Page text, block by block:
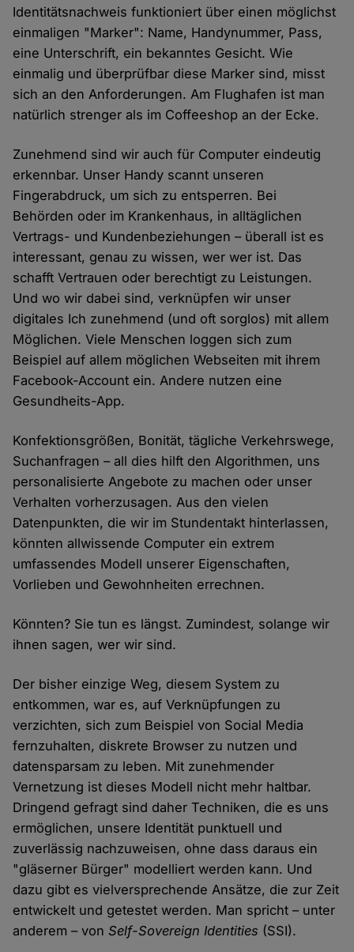
Identitätsnachweis funktioniert über einen möglichst
einmaligen "Marker": Name, Handynummer, Pass,
eine Unterschrift, ein bekanntes Gesicht. Wie
einmalig und überprüfbar diese Marker sind, misst
sich an den Anforderungen. Am Flughafen ist man
natürlich strenger als im Coffeeshop an der Ecke.
Zunehmend sind wir auch für Computer eindeutig
erkennbar. Unser Handy scannt unseren
Fingerabdruck, um sich zu entsperren. Bei
Behörden oder im Krankenhaus, in alltäglichen
Vertrags- und Kundenbeziehungen – überall ist es
interessant, genau zu wissen, wer wer ist. Das
schafft Vertrauen oder berechtigt zu Leistungen.
Und wo wir dabei sind, verknüpfen wir unser
digitales Ich zunehmend (und oft sorglos) mit allem
Möglichen. Viele Menschen loggen sich zum
Beispiel auf allem möglichen Webseiten mit ihrem
Facebook-Account ein. Andere nutzen eine
Gesundheits-App.
Konfektionsgrößen, Bonität, tägliche Verkehrswege,
Suchanfragen – all dies hilft den Algorithmen, uns
personalisierte Angebote zu machen oder unser
Verhalten vorherzusagen. Aus den vielen
Datenpunkten, die wir im Stundentakt hinterlassen,
könnten allwissende Computer ein extrem
umfassendes Modell unserer Eigenschaften,
Vorlieben und Gewohnheiten errechnen.
Könnten? Sie tun es längst. Zumindest, solange wir
ihnen sagen, wer wir sind.
Der bisher einzige Weg, diesem System zu
entkommen, war es, auf Verknüpfungen zu
verzichten, sich zum Beispiel von Social Media
fernzuhalten, diskrete Browser zu nutzen und
datensparsam zu leben. Mit zunehmender
Vernetzung ist dieses Modell nicht mehr haltbar.
Dringend gefragt sind daher Techniken, die es uns
ermöglichen, unsere Identität punktuell und
zuverlässig nachzuweisen, ohne dass daraus ein
"gläserner Bürger" modelliert werden kann. Und
dazu gibt es vielversprechende Ansätze, die zur Zeit
entwickelt und getestet werden. Man spricht – unter
anderem – vonSelf-Sovereign Identities (SSI).